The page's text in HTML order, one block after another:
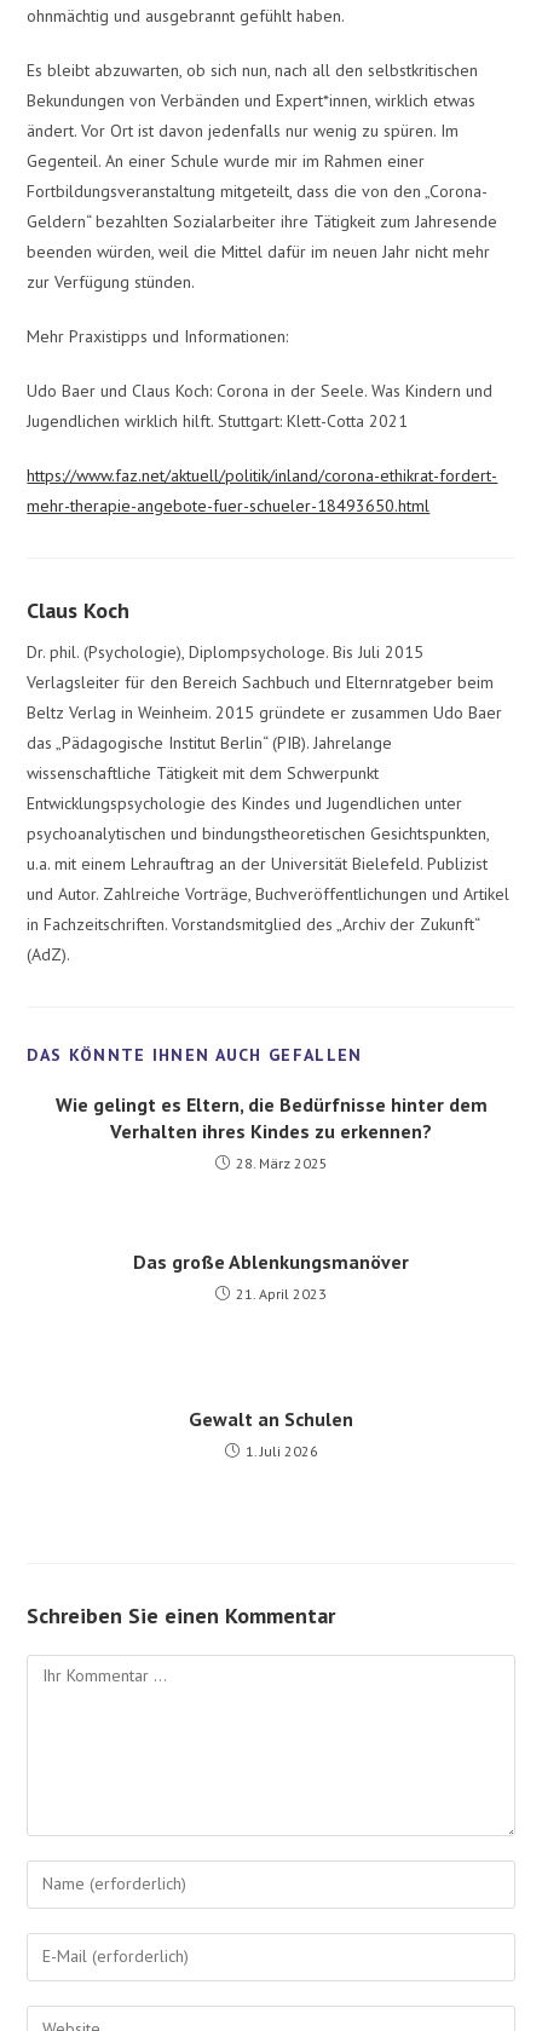
ohnmächtig und ausgebrannt gefühlt haben.
Es bleibt abzuwarten, ob sich nun, nach all den selbstkritischen
Bekundungen von Verbänden und Expert*innen, wirklich etwas
ändert. Vor Ort ist davon jedenfalls nur wenig zu spüren. Im
Gegenteil. An einer Schule wurde mir im Rahmen einer
Fortbildungsveranstaltung mitgeteilt, dass die von den „Corona-
Geldern“ bezahlten Sozialarbeiter ihre Tätigkeit zum Jahresende
beenden würden, weil die Mittel dafür im neuen Jahr nicht mehr
zur Verfügung stünden.
Mehr Praxistipps und Informationen:
Udo Baer und Claus Koch: Corona in der Seele. Was Kindern und
Jugendlichen wirklich hilft. Stuttgart: Klett-Cotta 2021
https://www.faz.net/aktuell/politik/inland/corona-ethikrat-fordert-
mehr-therapie-angebote-fuer-schueler-18493650.html
Claus Koch
Dr. phil. (Psychologie), Diplompsychologe. Bis Juli 2015
Verlagsleiter für den Bereich Sachbuch und Elternratgeber beim
Beltz Verlag in Weinheim. 2015 gründete er zusammen Udo Baer
das „Pädagogische Institut Berlin“ (PIB). Jahrelange
wissenschaftliche Tätigkeit mit dem Schwerpunkt
Entwicklungspsychologie des Kindes und Jugendlichen unter
psychoanalytischen und bindungstheoretischen Gesichtspunkten,
u.a. mit einem Lehrauftrag an der Universität Bielefeld. Publizist
und Autor. Zahlreiche Vorträge, Buchveröffentlichungen und Artikel
in Fachzeitschriften. Vorstandsmitglied des „Archiv der Zukunft“
(AdZ).
Wie gelingt es Eltern, die Bedürfnisse hinter dem
Verhalten ihres Kindes zu erkennen?
28. März 2025
Das große Ablenkungsmanöver
21. April 2023
Gewalt an Schulen
1. Juli 2026
Schreiben Sie einen Kommentar